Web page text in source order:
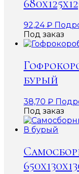
92,24₽
Под заказ
бурый
38,70 ₽
Под заказ